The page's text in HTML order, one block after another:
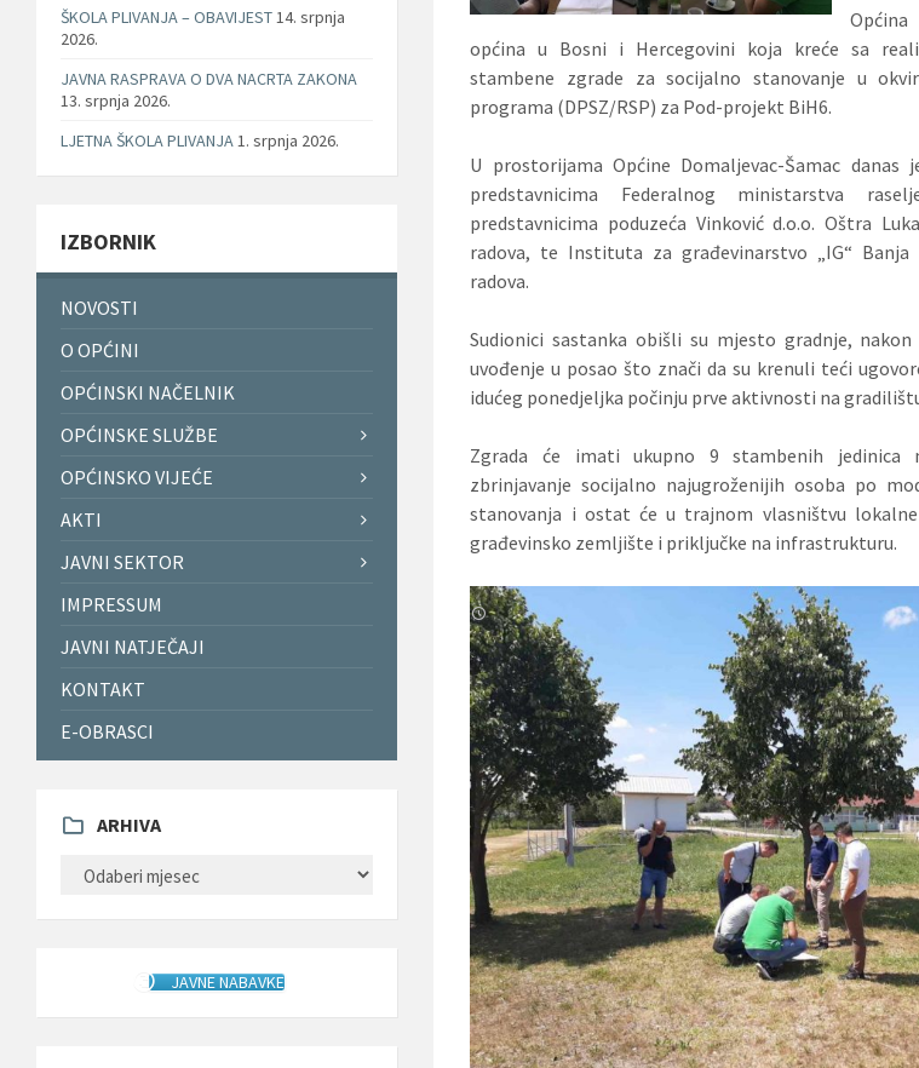
Općina
općina u Bosni i Hercegovini koja kreće sa
stambene zgrade za socijalno stanovanje u
programa (DPSZ/RSP) za Pod-projekt BiH6.
U prostorijama Općine Domaljevac-Šamac danas
predstavnicima Federalnog ministarstva
predstavnicima poduzeća Vinković d.o.o. Oštra
radova, te Instituta za građevinarstvo „IG“ Banja
radova.
Sudionici sastanka obišli su mjesto gradnje,
uvođenje u posao što znači da su krenuli teći
idućeg ponedjeljka počinju prve aktivnosti na
Zgrada će imati ukupno 9 stambenih jedinica
zbrinjavanje socijalno najugroženijih osoba po
stanovanja i ostat će u trajnom vlasništvu
građevinsko zemljište i priključke na infrastrukturu.
ŠKOLA PLIVANJA – OBAVIJEST14. srpnja
2026.
JAVNA RASPRAVA O DVA NACRTA ZAKONA
13. srpnja 2026.
LJETNA ŠKOLA PLIVANJA1. srpnja 2026.
IZBORNIK
NOVOSTI
O OPĆINI
OPĆINSKI NAČELNIK
OPĆINSKE SLUŽBE
OPĆINSKO VIJEĆE
AKTI
JAVNI SEKTOR
IMPRESSUM
JAVNI NATJEČAJI
KONTAKT
E-OBRASCI
ARHIVA
JAVNE NABAVKE